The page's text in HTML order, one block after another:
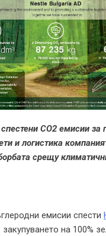
CO2 емисии за
и логистика
срещу
емисии спести
закупуването на 100%